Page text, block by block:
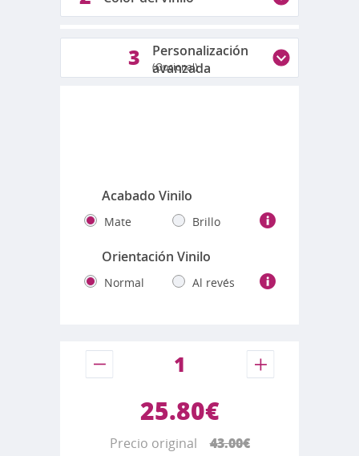
1
3
Personalización
avanzada
(Opcional)
Acabado Vinilo
Mate Brillo
Orientación Vinilo
Normal Al revés
25.80€
Precio original43.00€